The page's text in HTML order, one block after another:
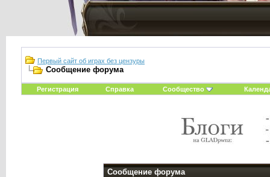
Первый сайт об играх без цензуры
Сообщение форума
Регистрация Справка Сообщество
Сообщение форума